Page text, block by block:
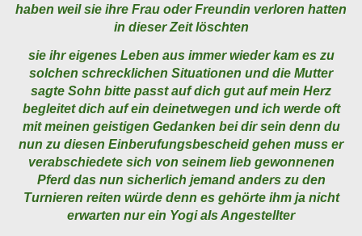
haben weil sie ihre Frau oder Freundin verloren hatten
in dieser Zeit löschten
sie ihr eigenes Leben aus immer wieder kam es zu
solchen schrecklichen Situationen und die Mutter
sagte Sohn bitte passt auf dich gut auf mein Herz
begleitet dich auf ein deinetwegen und ich werde oft
mit meinen geistigen Gedanken bei dir sein denn du
nun zu diesen Einberufungsbescheid gehen muss er
verabschiedete sich von seinem lieb gewonnenen
Pferd das nun sicherlich jemand anders zu den
Turnieren reiten würde denn es gehörte ihm ja nicht
erwarten nur ein Yogi als Angestellter